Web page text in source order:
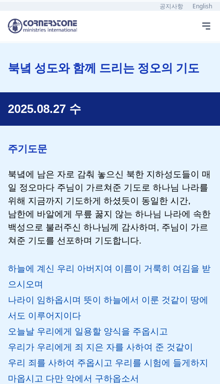
공지사항 English
북녘 성도와 함께 드리는 정오의 기도
2025.08.27 수
주기도문
북녘에 남은 자로 감춰 놓으신 북한 지하성도들이 매
일 정오마다 주님이 가르쳐준 기도로 하나님 나라를
위해 지금까지 기도하게 하셨듯이 동일한 시간,
남한에 바알에게 무릎 꿇지 않는 하나님 나라에 속한
백성으로 불러주신 하나님께 감사하며, 주님이 가르
쳐준 기도를 선포하며 기도합니다.
하늘에 계신 우리 아버지여 이름이 거룩히 여김을 받
으시오며
나라이 임하옵시며 뜻이 하늘에서 이룬 것같이 땅에
서도 이루어지이다
오늘날 우리에게 일용할 양식을 주옵시고
우리가 우리에게 죄 지은 자를 사하여 준 것같이
우리 죄를 사하여 주옵시고 우리를 시험에 들게하지
마옵시고 다만 악에서 구하옵소서